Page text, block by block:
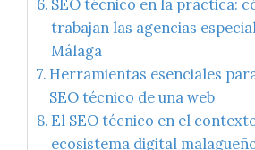
SEO técnico en la práctica:
trabajan las agencias
Málaga
Herramientas esenciales
SEO técnico de una web
El SEO técnico en el
ecosistema digital